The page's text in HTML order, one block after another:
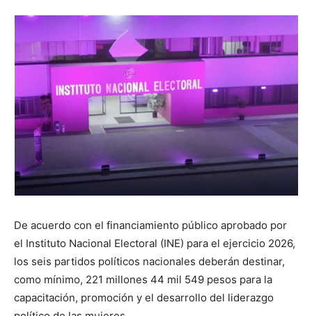
De acuerdo con el financiamiento público aprobado por
el Instituto Nacional Electoral (INE) para el ejercicio 2026,
los seis partidos políticos nacionales deberán destinar,
como mínimo, 221 millones 44 mil 549 pesos para la
capacitación, promoción y el desarrollo del liderazgo